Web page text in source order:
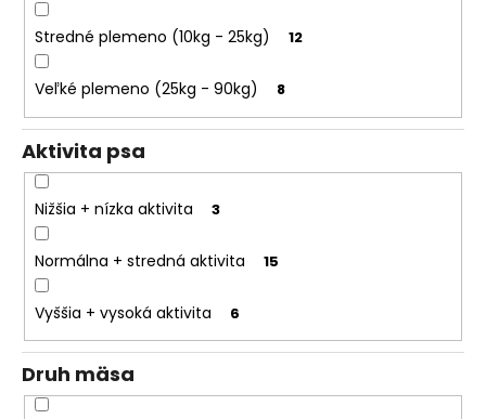
Stredné plemeno (10kg - 25kg) 12
Veľké plemeno (25kg - 90kg) 8
Aktivita psa
Nižšia + nízka aktivita 3
Normálna + stredná aktivita 15
Vyššia + vysoká aktivita 6
Druh mäsa